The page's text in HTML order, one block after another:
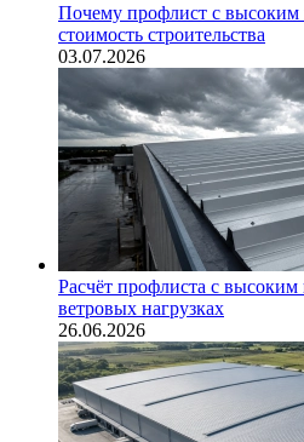
Почему профлист с
стоимость строительства
03.07.2026
Расчёт профлиста с
ветровых нагрузках
26.06.2026